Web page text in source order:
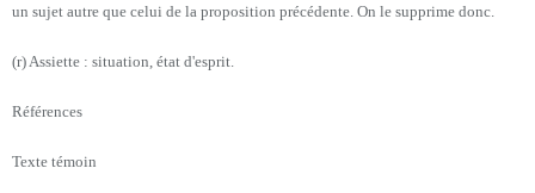
un sujet autre que celui de la proposition précédente. On le supprime donc.
(r) Assiette : situation, état d'esprit.
Références
Texte témoin